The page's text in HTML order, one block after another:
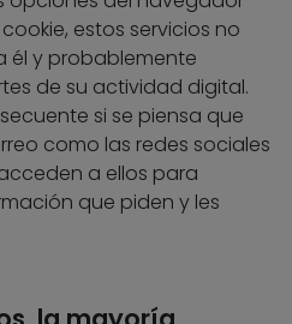
estos servicios no
él y probablemente
de su actividad digital.
si se piensa que
como las redes sociales
a ellos para
que piden y les